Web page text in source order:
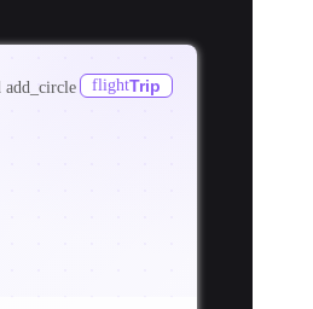
add_circle flightTrip